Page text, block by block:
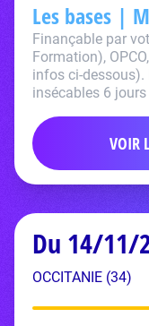
Les bases |
Finançable par
Formation),
infos ci-dessous).
insécables 6
VOIR
Du 14/11/
OCCITANIE (34)